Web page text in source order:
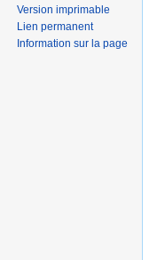
Version imprimable
Lien permanent
Information sur la page